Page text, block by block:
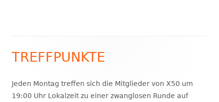
Haupt-
Seitenleiste
TREFFPUNKTE
Jeden Montag treffen sich die Mitglieder von X50 um
19:00 Uhr Lokalzeit zu einer zwanglosen Runde auf